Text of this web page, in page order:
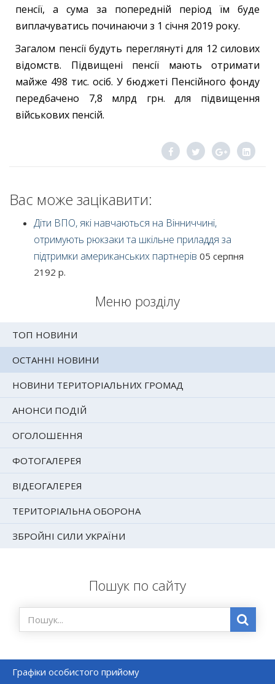
Меню розділу
ТОП НОВИНИ
ОСТАННІ НОВИНИ
НОВИНИ ТЕРИТОРІАЛЬНИХ ГРОМАД
АНОНСИ ПОДІЙ
ОГОЛОШЕННЯ
ФОТОГАЛЕРЕЯ
ВІДЕОГАЛЕРЕЯ
ТЕРИТОРІАЛЬНА ОБОРОНА
ЗБРОЙНІ СИЛИ УКРАЇНИ
Пошук по сайту
Графіки особистого прийому
пенсії, а сума за попередній період їм буде
виплачуватись починаючи з 1 січня 2019 року.
Загалом пенсії будуть переглянуті для 12 силових
відомств. Підвищені пенсії мають отримати
майже 498 тис. осіб. У бюджеті Пенсійного фонду
передбачено 7,8 млрд грн. для підвищення
військових пенсій.
Вас може зацікавити:
Діти ВПО, які навчаються на Вінниччині,
отримують рюкзаки та шкільне приладдя за
підтримки американських партнерів 05 серпня
2192 р.